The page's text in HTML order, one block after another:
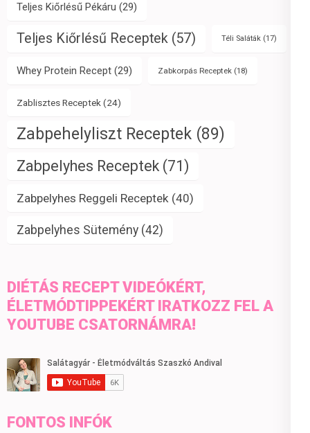
Teljes Kiőrlésű Pékáru (29)
Teljes Kiőrlésű Receptek (57) Téli Saláták (17)
Whey Protein Recept (29) Zabkorpás Receptek (18)
Zablisztes Receptek (24)
Zabpehelyliszt Receptek (89)
Zabpelyhes Receptek (71)
Zabpelyhes Reggeli Receptek (40)
Zabpelyhes Sütemény (42)
DIÉTÁS RECEPT VIDEÓKÉRT,
ÉLETMÓDTIPPEKÉRT IRATKOZZ FEL A
YOUTUBE CSATORNÁMRA!
FONTOS INFÓK